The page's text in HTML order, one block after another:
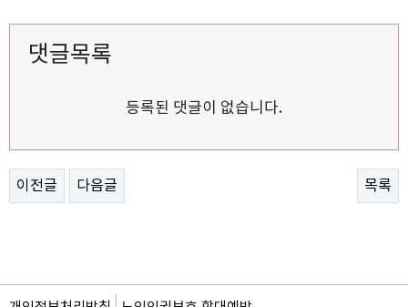
댓글목록
등록된 댓글이 없습니다.
이전글 다음글 목록